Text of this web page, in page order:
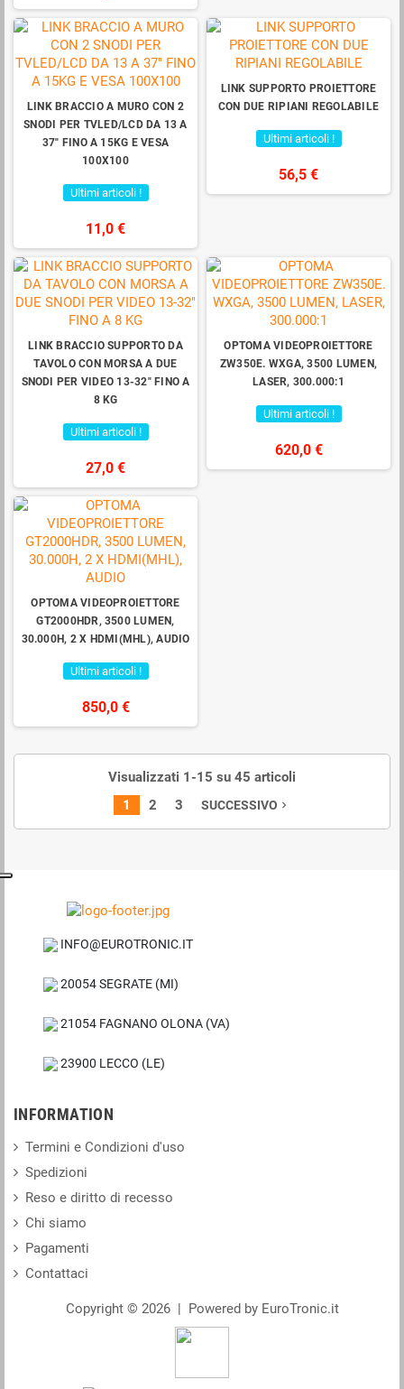
LINK BRACCIO A MURO CON 2
SNODI PER TVLED/LCD DA 13 A
37" FINO A 15KG E VESA
100X100
Ultimi articoli !
11,0 €
LINK SUPPORTO PROIETTORE
CON DUE RIPIANI REGOLABILE
Ultimi articoli !
56,5 €
LINK BRACCIO SUPPORTO DA
TAVOLO CON MORSA A DUE
SNODI PER VIDEO 13-32" FINO A
8 KG
Ultimi articoli !
27,0 €
OPTOMA VIDEOPROIETTORE
ZW350E. WXGA, 3500 LUMEN,
LASER, 300.000:1
Ultimi articoli !
620,0 €
OPTOMA VIDEOPROIETTORE
GT2000HDR, 3500 LUMEN,
30.000H, 2 X HDMI(MHL), AUDIO
Ultimi articoli !
850,0 €
Visualizzati 1-15 su 45 articoli
1
2 3 SUCCESSIVO navigate_next
INFO@EUROTRONIC.IT
20054 SEGRATE (MI)
21054 FAGNANO OLONA (VA)
23900 LECCO (LE)
INFORMATION
Termini e Condizioni d'uso
Spedizioni
Reso e diritto di recesso
Chi siamo
Pagamenti
Contattaci
Copyright © 2026 | Powered by EuroTronic.it